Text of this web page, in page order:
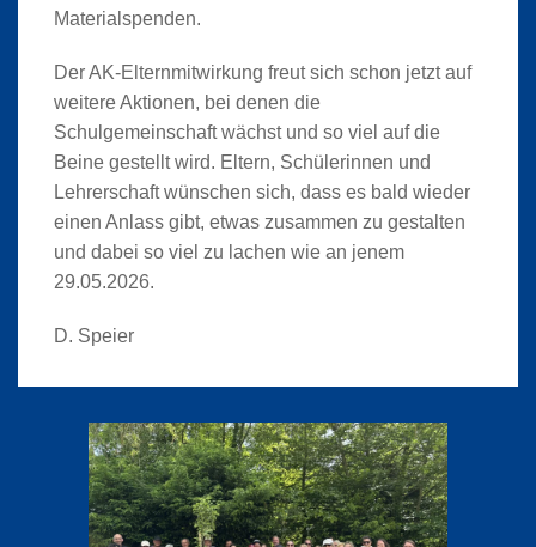
Materialspenden.
Der AK-Elternmitwirkung freut sich schon jetzt auf
weitere Aktionen, bei denen die
Schulgemeinschaft wächst und so viel auf die
Beine gestellt wird. Eltern, Schülerinnen und
Lehrerschaft wünschen sich, dass es bald wieder
einen Anlass gibt, etwas zusammen zu gestalten
und dabei so viel zu lachen wie an jenem
29.05.2026.
D. Speier